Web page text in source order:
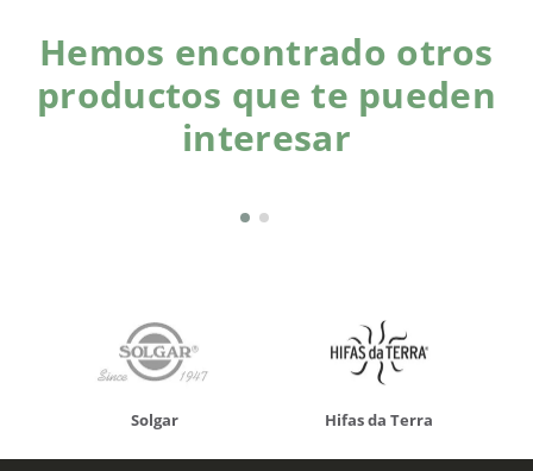
Hemos encontrado otros
productos que te pueden
interesar
Solgar Hifas da Terra